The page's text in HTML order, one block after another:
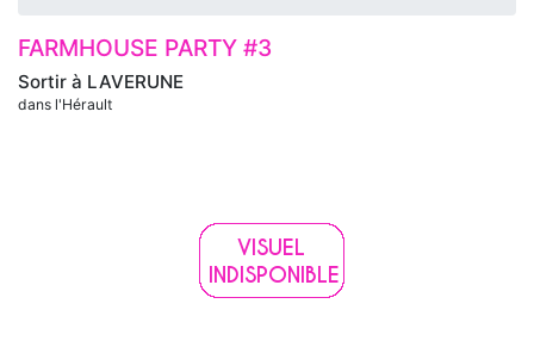
Sortir à LAVERUNE
dans l'Hérault
FARMHOUSE PARTY #3